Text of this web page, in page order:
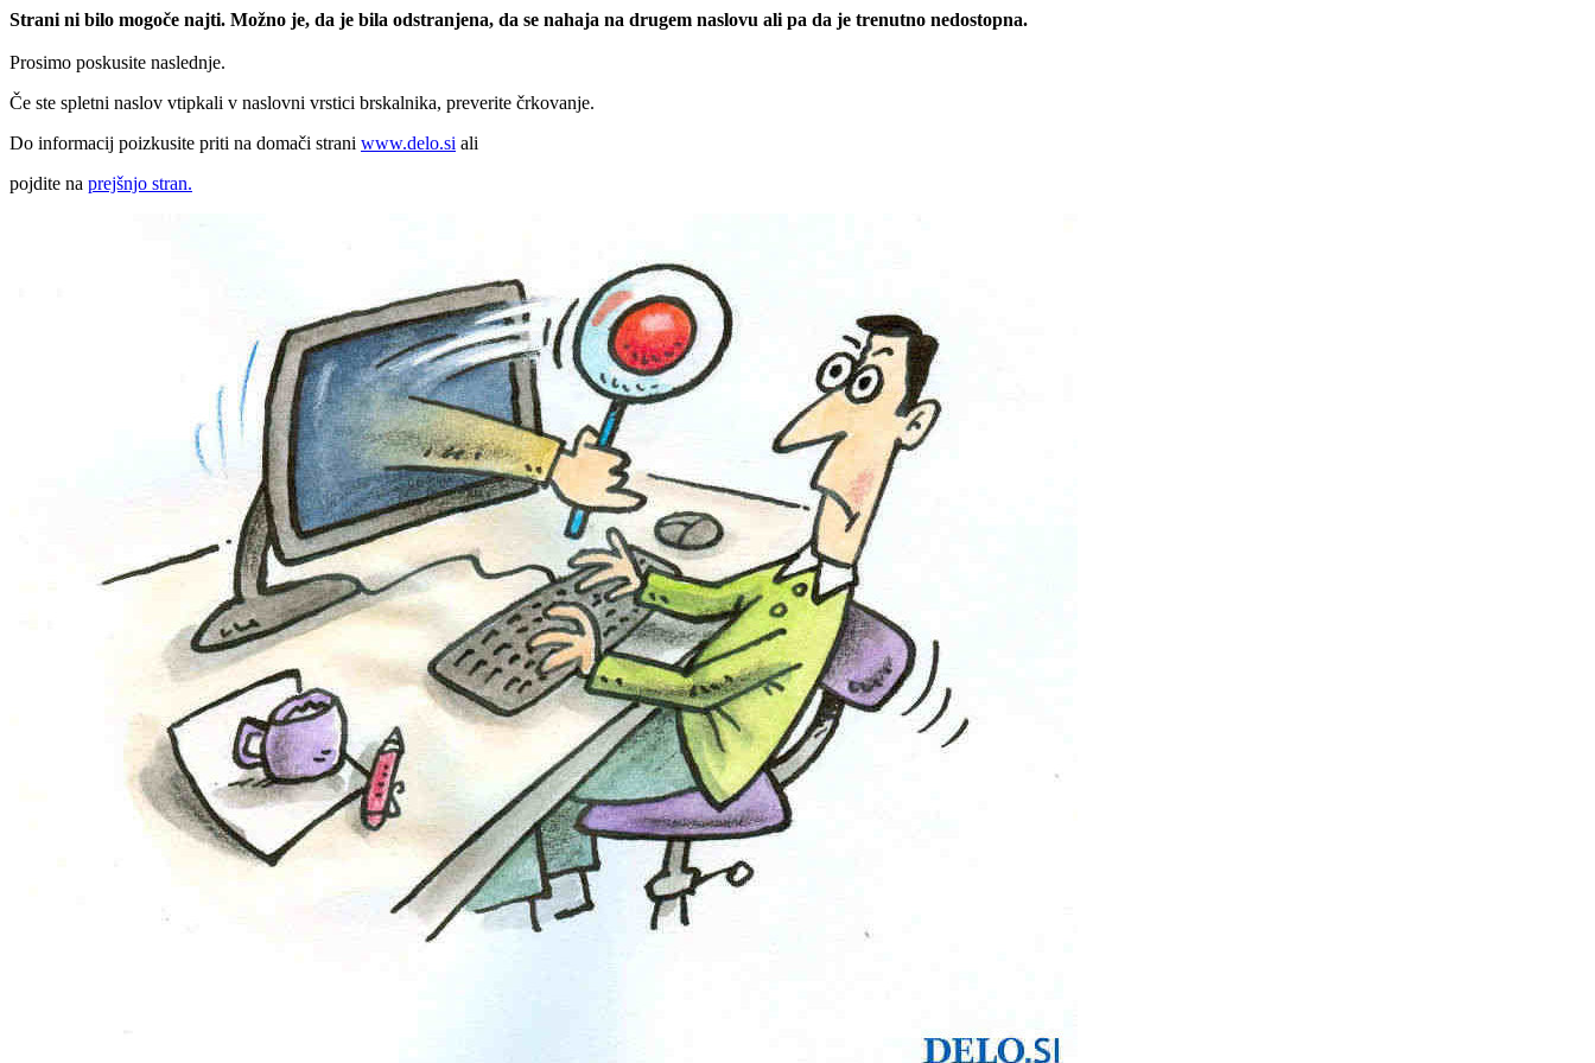
Strani ni bilo mogoče najti. Možno je, da je bila odstranjena, da se nahaja na drugem naslovu ali pa da je trenutno nedostopna.
Prosimo poskusite naslednje.
Če ste spletni naslov vtipkali v naslovni vrstici brskalnika, preverite črkovanje.
Do informacij poizkusite priti na domači strani www.delo.si ali
pojdite na prejšnjo stran.